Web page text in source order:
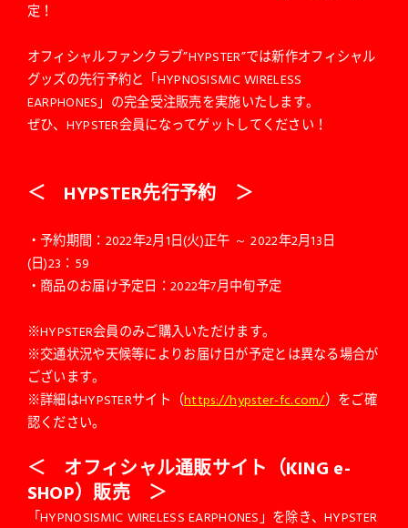
定！
オフィシャルファンクラブ”HYPSTER”では新作オフィシャル
グッズの先行予約と「HYPNOSISMIC WIRELESS
EARPHONES」の完全受注販売を実施いたします。
ぜひ、HYPSTER会員になってゲットしてください！
＜ HYPSTER先行予約 ＞
・予約期間：2022年2月1日(火)正午 ～ 2022年2月13日
(日)23：59
・商品のお届け予定日：2022年7月中旬予定
※HYPSTER会員のみご購入いただけます。
※交通状況や天候等によりお届け日が予定とは異なる場合が
ございます。
※詳細はHYPSTERサイト（https://hypster-fc.com/）をご確
認ください。
＜ オフィシャル通販サイト（KING e-
SHOP）販売 ＞
「HYPNOSISMIC WIRELESS EARPHONES」を除き、HYPSTER